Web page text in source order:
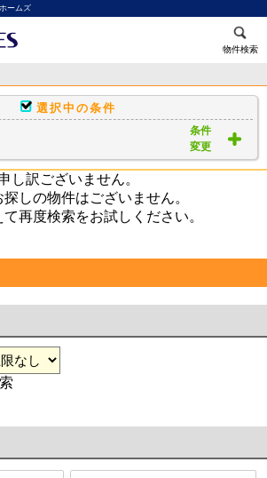
ームズ
物件検索
選択中の条件
条件
変更
し訳ございません。
探しの物件はございません。
再度検索をお試しください。